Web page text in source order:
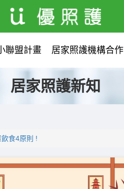
聯盟計畫 居家照護機構合作
居家照護新知
飲食4原則 !